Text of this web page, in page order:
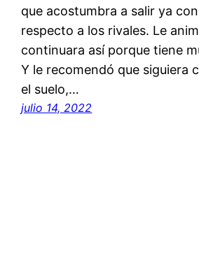
que acostumbra a salir ya
respecto a los rivales. Le
continuara así porque tiene
Y le recomendó que siguiera
el suelo,…
julio 14, 2022